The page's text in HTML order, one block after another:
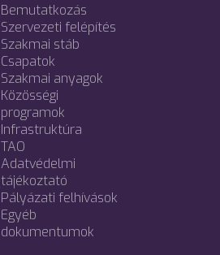
Bemutatkozás
Szervezeti felépítés
Szakmai stáb
Csapatok
Szakmai anyagok
Közösségi
programok
Infrastruktúra
TAO
Adatvédelmi
tájékoztató
Pályázati felhívások
Egyéb
dokumentumok